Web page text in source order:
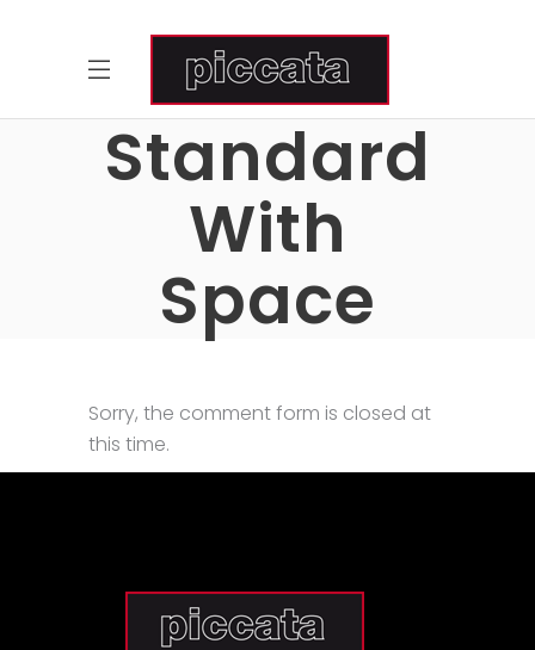
Standard
With
Space
Sorry, the comment form is closed at
this time.